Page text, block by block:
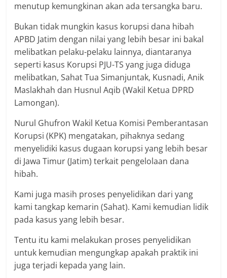
menutup kemungkinan akan ada tersangka baru.
Bukan tidak mungkin kasus korupsi dana hibah
APBD Jatim dengan nilai yang lebih besar ini bakal
melibatkan pelaku-pelaku lainnya, diantaranya
seperti kasus Korupsi PJU-TS yang juga diduga
melibatkan, Sahat Tua Simanjuntak, Kusnadi, Anik
Maslakhah dan Husnul Aqib (Wakil Ketua DPRD
Lamongan).
Nurul Ghufron Wakil Ketua Komisi Pemberantasan
Korupsi (KPK) mengatakan, pihaknya sedang
menyelidiki kasus dugaan korupsi yang lebih besar
di Jawa Timur (Jatim) terkait pengelolaan dana
hibah.
Kami juga masih proses penyelidikan dari yang
kami tangkap kemarin (Sahat). Kami kemudian lidik
pada kasus yang lebih besar.
Tentu itu kami melakukan proses penyelidikan
untuk kemudian mengungkap apakah praktik ini
juga terjadi kepada yang lain.